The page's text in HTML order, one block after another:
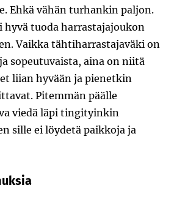
Ehkä vähän turhankin paljon.
hyvä tuoda harrastajajoukon
Vaikka tähtiharrastajaväki on
sopeutuvaista, aina on niitä
liian hyvään ja pienetkin
Pitemmän päälle
viedä läpi tingityinkin
sille ei löydetä paikkoja ja